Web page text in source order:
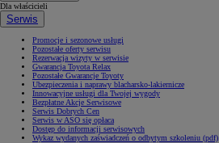
Dla właścicieli
Serwis
Promocje i sezonowe usługi
Pozostałe oferty serwisu
Rezerwacja wizyty w serwisie
Gwarancja Toyota Relax
Pozostałe Gwarancje Toyoty
Ubezpieczenia i naprawy blacharsko-lakiernicze
Innowacyjne usługi dla Twojej wygody
Bezpłatne Akcje Serwisowe
Serwis Dobrych Cen
Serwis w ASO się opłaca
Dostęp do informacji serwisowych
Wykaz wydanych zaświadczeń o odbytym szkoleniu (pdf)